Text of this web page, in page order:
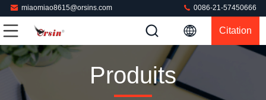
miaomiao8615@orsins.com 0086-21-57450666
Citation
Produits